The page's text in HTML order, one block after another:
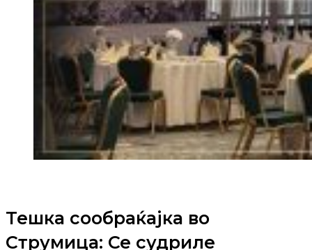
Тешка сообраќајка во
Струмица: Се судриле